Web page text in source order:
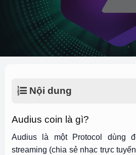
Nội dung
Audius coin là gì?
Audius là một Protocol dùng
streaming (chia sẻ nhạc trực